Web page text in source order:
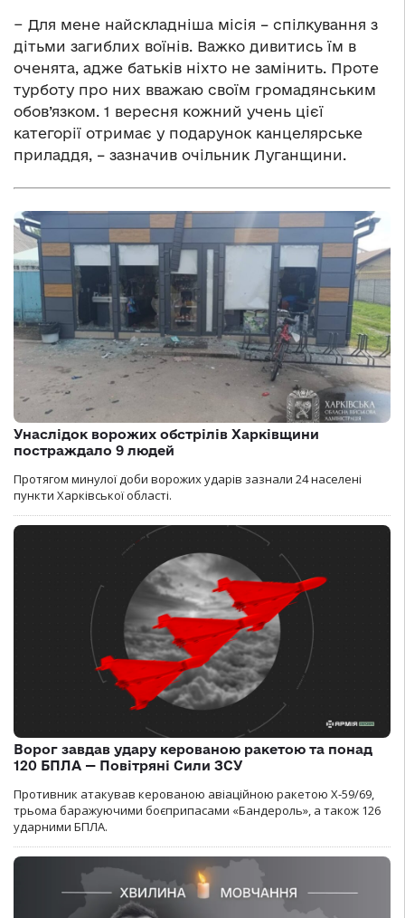
− Для мене найскладніша місія – спілкування з
дітьми загиблих воїнів. Важко дивитись їм в
оченята, адже батьків ніхто не замінить. Проте
турботу про них вважаю своїм громадянським
обов’язком. 1 вересня кожний учень цієї
категорії отримає у подарунок канцелярське
приладдя, – зазначив очільник Луганщини.
Унаслідок ворожих обстрілів Харківщини
постраждало 9 людей
Протягом минулої доби ворожих ударів зазнали 24 населені
пункти Харківської області.
Ворог завдав удару керованою ракетою та понад
120 БПЛА — Повітряні Сили ЗСУ
Противник атакував керованою авіаційною ракетою Х-59/69,
трьома баражуючими боєприпасами «Бандероль», а також 126
ударними БПЛА.